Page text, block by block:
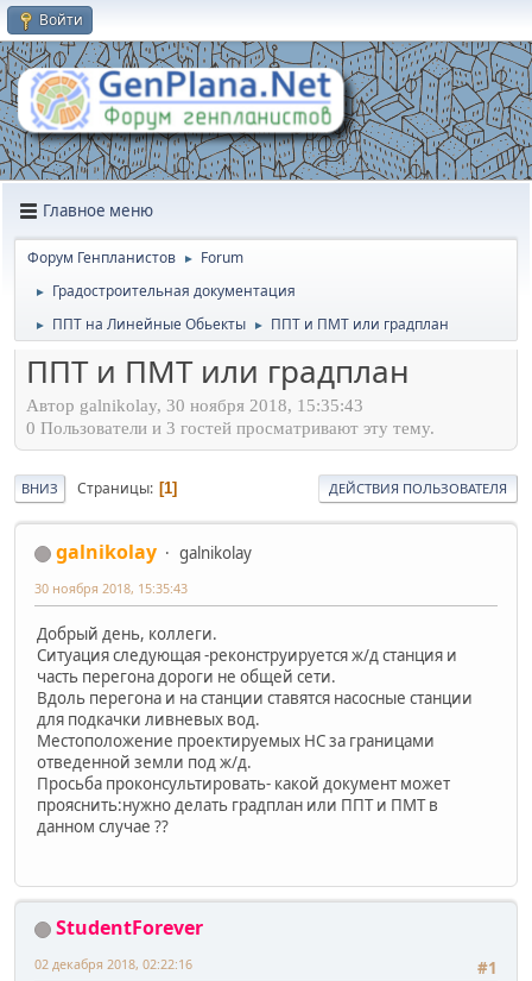
Войти
Главное меню
Форум Генпланистов ► Forum
► Градостроительная документация
► ППТ на Линейные Обьекты ► ППТ и ПМТ или градплан
ППТ и ПМТ или градплан
Автор galnikolay, 30 ноября 2018, 15:35:43
0 Пользователи и 3 гостей просматривают эту тему.
ВНИЗ Страницы 1 ДЕЙСТВИЯ ПОЛЬЗОВАТЕЛЯ
galnikolay galnikolay
30 ноября 2018, 15:35:43
Добрый день, коллеги.
Ситуация следующая -реконструируется ж/д станция и
часть перегона дороги не общей сети.
Вдоль перегона и на станции ставятся насосные станции
для подкачки ливневых вод.
Местоположение проектируемых НС за границами
отведенной земли под ж/д.
Просьба проконсультировать- какой документ может
прояснить:нужно делать градплан или ППТ и ПМТ в
данном случае ??
StudentForever
#1
02 декабря 2018, 02:22:16